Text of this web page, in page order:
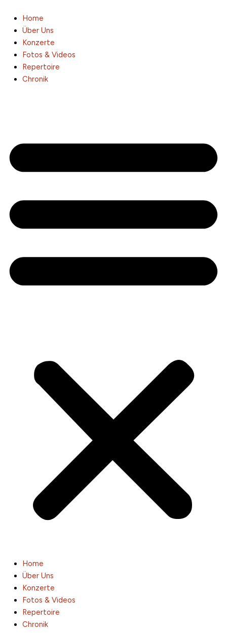
Inhalt
springen
Home
Über Uns
Konzerte
Fotos & Videos
Repertoire
Chronik
Home
Über Uns
Konzerte
Fotos & Videos
Repertoire
Chronik